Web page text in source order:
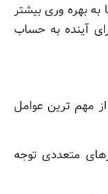
به بهره وری بیشتر
آینده به حساب
مهم ترین عوامل
متعددی توجه